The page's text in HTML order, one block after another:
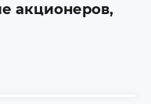
акционеров,